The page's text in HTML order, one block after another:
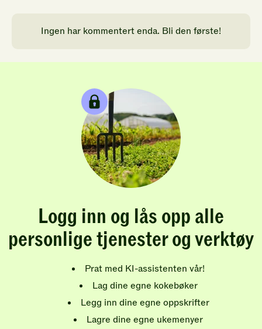
Ingen har kommentert enda. Bli den første!
Logg inn og lås opp alle
personlige tjenester og verktøy
Prat med KI-assistenten vår!
Lag dine egne kokebøker
Legg inn dine egne oppskrifter
Lagre dine egne ukemenyer